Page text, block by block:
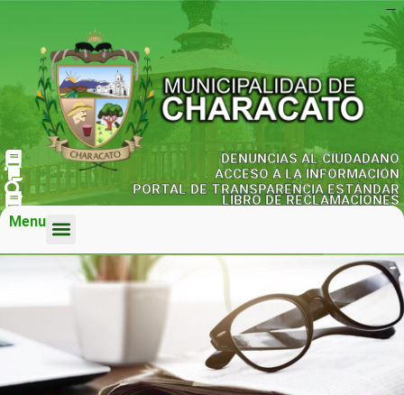
DENUNCIAS AL CIUDADANO
ACCESO A LA INFORMACIÓN
PORTAL DE TRANSPARENCIA ESTÁNDAR
LIBRO DE RECLAMACIONES
Menu